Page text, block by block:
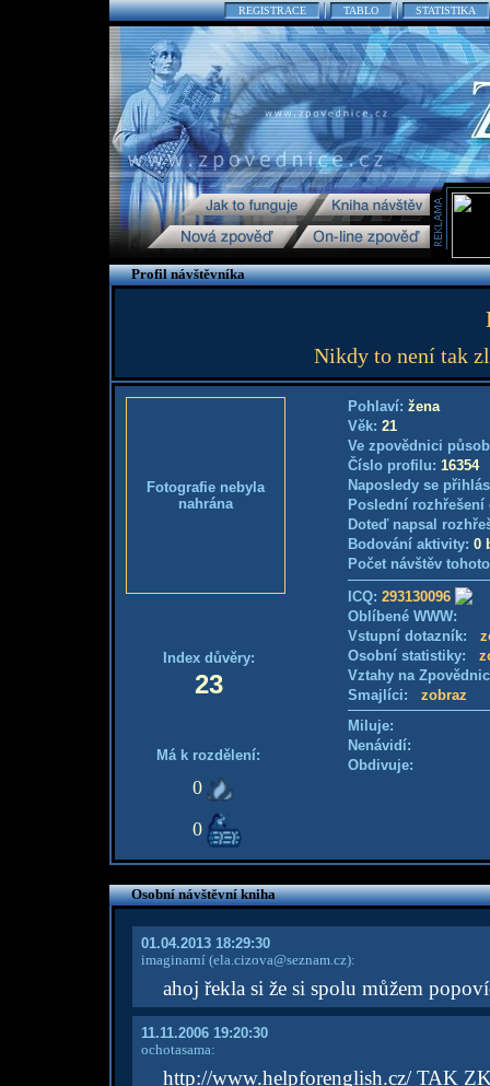
REGISTRACE TABLO STATISTIKA
Profil návštěvníka
Nikdy to není tak
Fotografie nebyla
nahrána
Index důvěry:
23
Má k rozdělení:
0
0
Pohlaví: žena
Věk: 21
Ve zpovědnici
Číslo profilu: 16354
Naposledy se
Poslední
Doteď napsal
Bodování aktivity: 0
Počet návštěv
ICQ: 293130096
Oblíbené WWW:
Vstupní dotazník:
Osobní statistiky:
Vztahy na
Smajlíci: zobraz
Miluje:
Nenávidí:
Obdivuje:
Osobní návštěvní kniha
01.04.2013 18:29:30
imaginarní(ela.cizova@seznam.cz):
ahoj řekla si že si spolu můžem
11.11.2006 19:20:30
ochotasama:
http://www.helpforenglish.cz/ TAK